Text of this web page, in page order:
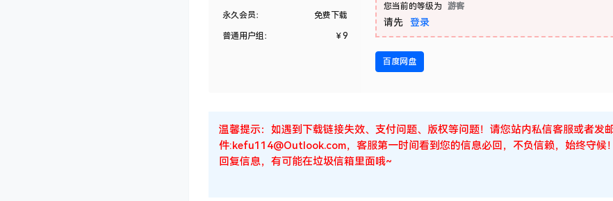
永久会员： 免费下载
普通用户组： ￥9
您当前的等级为 游客
请先 登录
百度网盘
温馨提示：如遇到下载链接失效、支付问题、版权等问题！请您站内私信客服或者发
件:kefu114@Outlook.com，客服第一时间看到您的信息必回，不负信赖，始终守候
回复信息，有可能在垃圾信箱里面哦~